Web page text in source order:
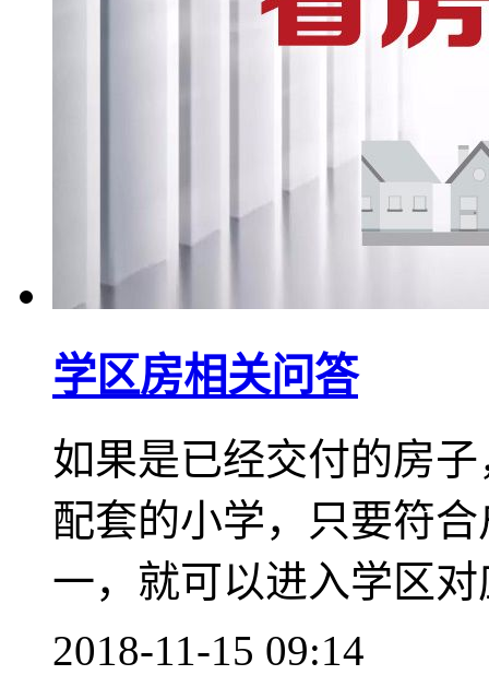
学区房相关问答
如果是已经交付的房
配套的小学，只要符
一，就可以进入学区
2018-11-15 09:14